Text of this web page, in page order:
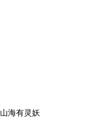
山海有灵妖